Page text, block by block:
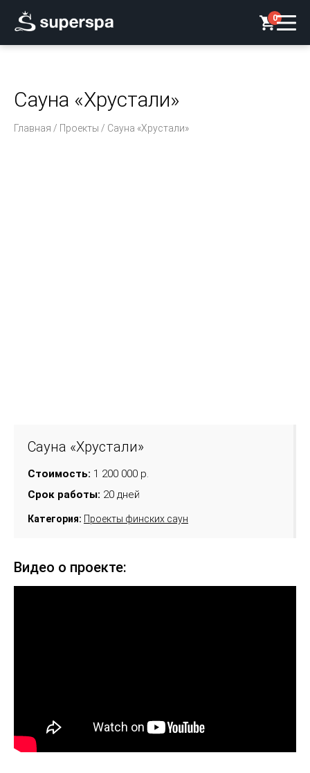
0
Сауна «Хрустали»
Главная / Проекты / Сауна «Хрустали»
Сауна «Хрустали»
Стоимость: 1 200 000 р.
Срок работы: 20 дней
Категория: Проекты финских саун
Видео о проекте: